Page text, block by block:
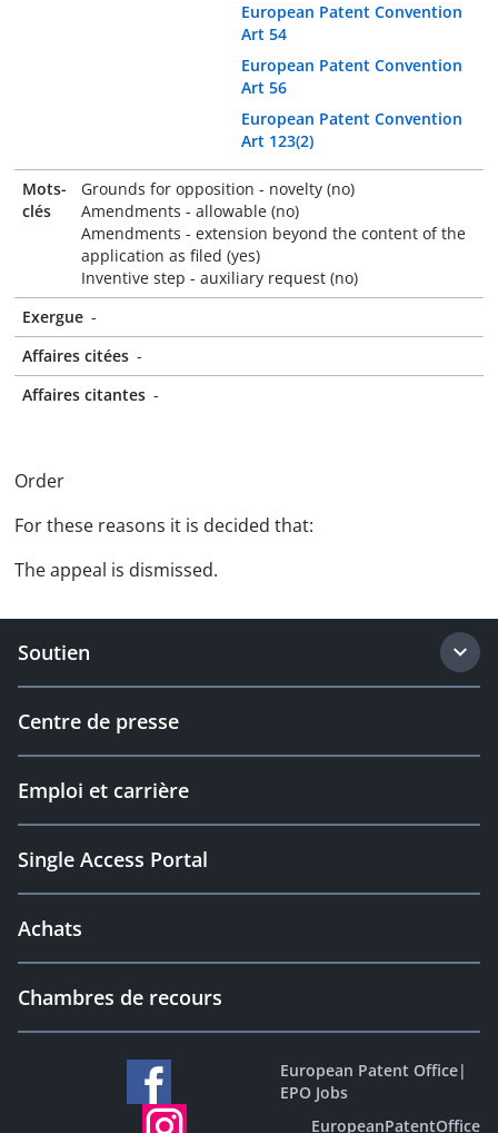
European Patent Convention
Art 54
European Patent Convention
Art 56
European Patent Convention
Art 123(2)
Mots-
clés
Grounds for opposition - novelty (no)
Amendments - allowable (no)
Amendments - extension beyond the content of the
application as filed (yes)
Inventive step - auxiliary request (no)
Exergue -
Affaires citées -
Affaires citantes -
Order
For these reasons it is decided that:
The appeal is dismissed.
Soutien
Centre de presse
Emploi et carrière
Single Access Portal
Achats
Chambres de recours
European Patent Office|
EPO Jobs
EuropeanPatentOffice